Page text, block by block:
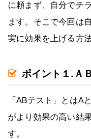
に頼まず、自分でチ
ます。そこで今回は
実に効果を上げる方
ポイント１.Ａ
「ABテスト」とはA
がより効果の高い結
す。